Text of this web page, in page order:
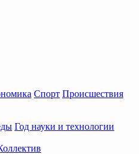
Спорт Происшествия
Год науки и технологии